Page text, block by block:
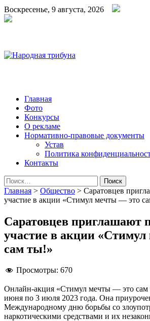
Воскресенье, 9 августа, 2026
Народная трибуна
Калининская районная газета
Главная
Фото
Конкурсы
О рекламе
Нормативно-правовые документы
Устав
Политика
Контакты
Найти:
Главная > Общество > Саратовцев
участие в акции «Стимул мечты — это
Саратовцев приглашают
участие в акции
сам ты!»
Просмотры: 670
Онлайн-акция «Стимул мечты — это сам
июня по 3 июля 2023 года. Она
Международному дню борьбы со
наркотическими средствами и их